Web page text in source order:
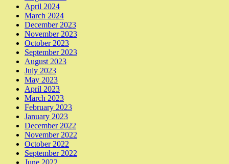
April 2024
March 2024
December 2023
November 2023
October 2023
September 2023
August 2023
July 2023
May 2023
April 2023
March 2023
February 2023
January 2023
December 2022
November 2022
October 2022
September 2022
June 2022